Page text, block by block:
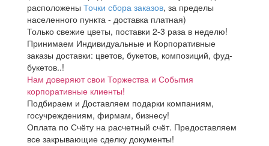
расположены Точки сбора заказов, за пределы
населенного пункта - доставка платная)
Только свежие цветы, поставки 2-3 раза в неделю!
Принимаем Индивидуальные и Корпоративные
заказы доставки: цветов, букетов, композиций, фуд-
букетов..!
Нам доверяют свои Торжества и События
корпоративные клиенты!
Подбираем и Доставляем подарки компаниям,
госучреждениям, фирмам, бизнесу!
Оплата по Счёту на расчетный счёт. Предоставляем
все закрывающие сделку документы!